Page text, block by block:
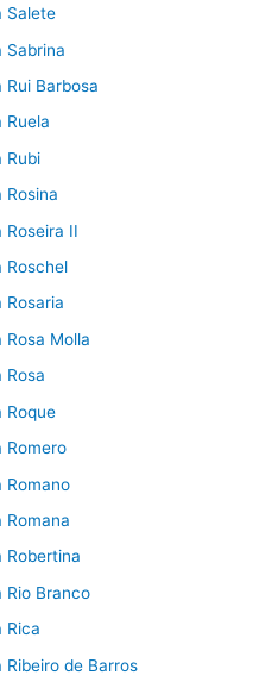
Salete
Sabrina
Rui Barbosa
Ruela
Rubi
Rosina
Roseira II
Roschel
Rosaria
Rosa Molla
Rosa
Roque
Romero
Romano
Romana
Robertina
Rio Branco
Rica
Ribeiro de Barros